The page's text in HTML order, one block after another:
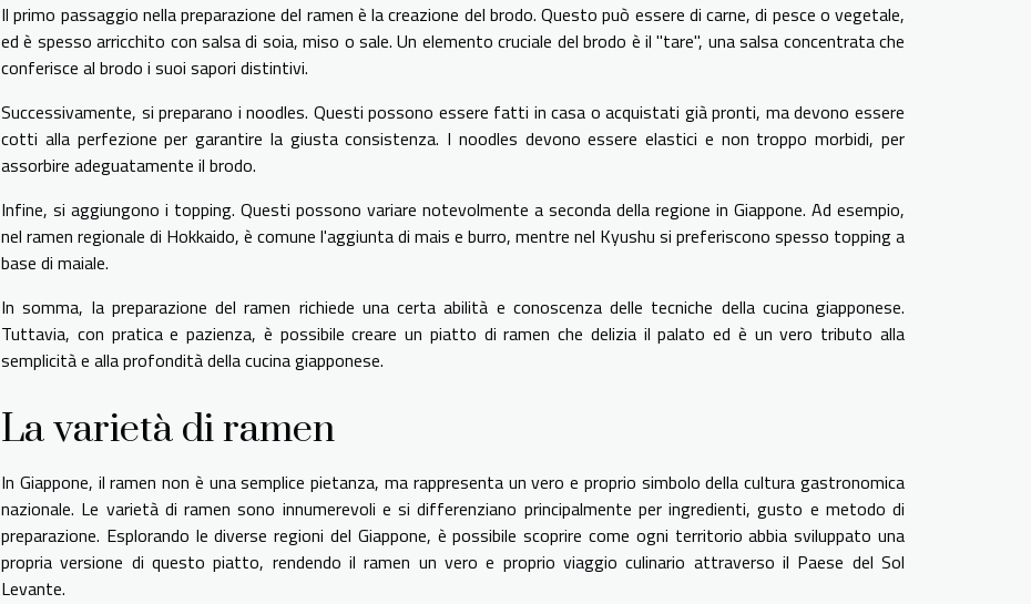
Il primo passaggio nella preparazione del ramen è la creazione del brodo. Questo può essere di carne, di pesce o vegetale,
ed è spesso arricchito con salsa di soia, miso o sale. Un elemento cruciale del brodo è il "tare", una salsa concentrata che
conferisce al brodo i suoi sapori distintivi.
Successivamente, si preparano i noodles. Questi possono essere fatti in casa o acquistati già pronti, ma devono essere
cotti alla perfezione per garantire la giusta consistenza. I noodles devono essere elastici e non troppo morbidi, per
assorbire adeguatamente il brodo.
Infine, si aggiungono i topping. Questi possono variare notevolmente a seconda della regione in Giappone. Ad esempio,
nel ramen regionale di Hokkaido, è comune l'aggiunta di mais e burro, mentre nel Kyushu si preferiscono spesso topping a
base di maiale.
In somma, la preparazione del ramen richiede una certa abilità e conoscenza delle tecniche della cucina giapponese.
Tuttavia, con pratica e pazienza, è possibile creare un piatto di ramen che delizia il palato ed è un vero tributo alla
semplicità e alla profondità della cucina giapponese.
La varietà di ramen
In Giappone, il ramen non è una semplice pietanza, ma rappresenta un vero e proprio simbolo della cultura gastronomica
nazionale. Le varietà di ramen sono innumerevoli e si differenziano principalmente per ingredienti, gusto e metodo di
preparazione. Esplorando le diverse regioni del Giappone, è possibile scoprire come ogni territorio abbia sviluppato una
propria versione di questo piatto, rendendo il ramen un vero e proprio viaggio culinario attraverso il Paese del Sol
Levante.